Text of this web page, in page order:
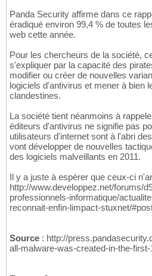
Panda Security affirme dans ce
éradiqué environ 99,4 % de toutes
web cette année.
Pour les chercheurs de la société,
s'expliquer par la capacité des
modifier ou créer de nouvelles
logiciels d'antivirus et mener à bien
clandestines.
La société tient néanmoins à
éditeurs d'antivirus ne signifie pas
utilisateurs d'internet sont à l'abri
vont développer de nouvelles
des logiciels malveillants en 2011.
Il y a juste à espérer que ceux-ci
http://www.developpez.net/forums/
professionnels-informatique/
reconnait-enfin-limpact-stuxnet/
Source : http://
all-malware-was-created-in-the-